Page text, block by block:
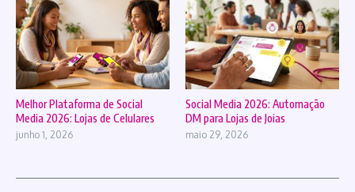
Melhor Plataforma de Social
Media 2026: Lojas de Celulares
junho 1, 2026
Social Media 2026: Automação
DM para Lojas de Joias
maio 29, 2026